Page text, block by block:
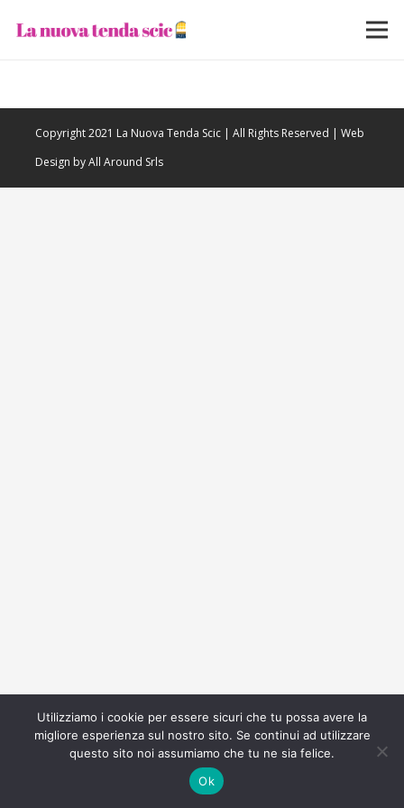
Copyright 2021 La Nuova Tenda Scic | All Rights Reserved | Web
Design by All Around Srls
Utilizziamo i cookie per essere sicuri che tu possa avere la
migliore esperienza sul nostro sito. Se continui ad utilizzare
questo sito noi assumiamo che tu ne sia felice.
Ok